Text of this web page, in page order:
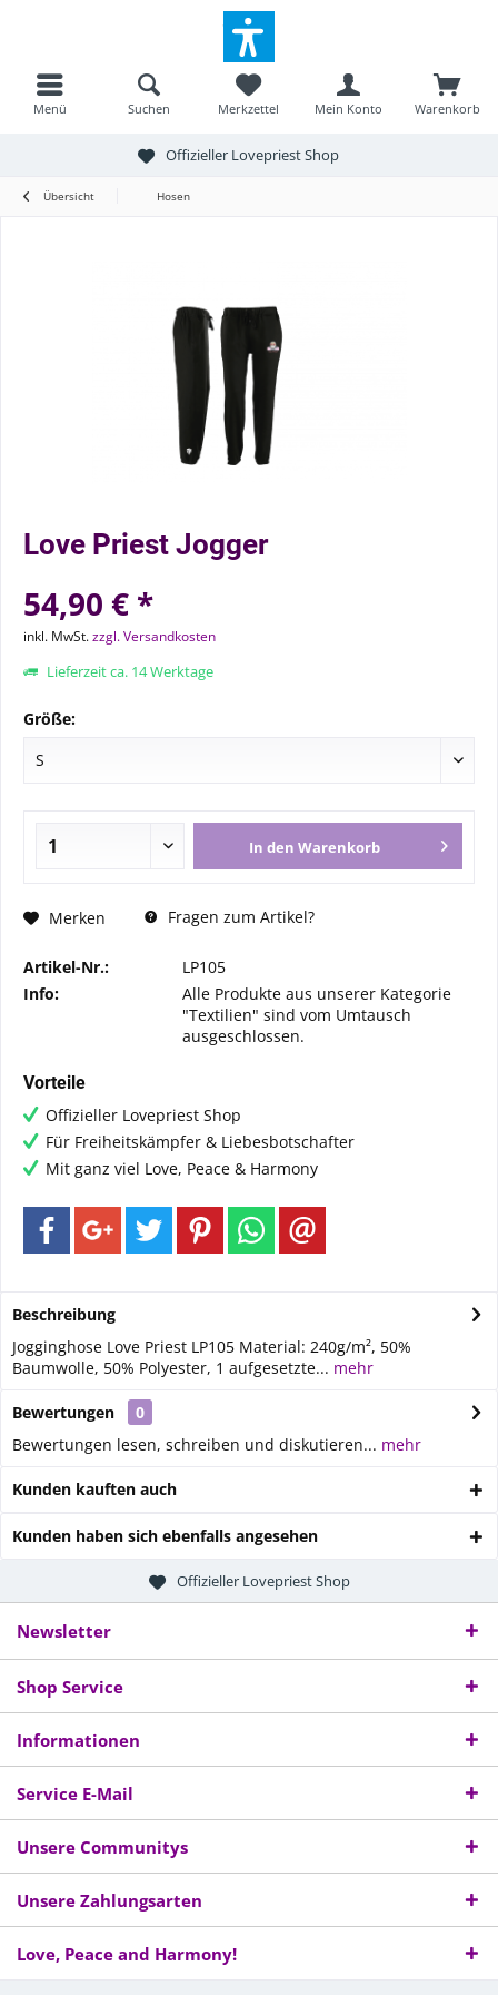
Menü Warenkorb
Merkzettel Mein Konto
Suchen
Offizieller Lovepriest Shop
Übersicht Hosen
Love Priest Jogger
54,90 € *
inkl. MwSt.zzgl. Versandkosten
Lieferzeit ca. 14 Werktage
Größe:
In den Warenkorb
Merken Fragen zum Artikel?
Artikel-Nr.:
LP105
Info:
Alle Produkte aus unserer Kategorie
"Textilien" sind vom Umtausch
ausgeschlossen.
Vorteile
Offizieller Lovepriest Shop
Für Freiheitskämpfer & Liebesbotschafter
Mit ganz viel Love, Peace & Harmony
Beschreibung
Jogginghose Love Priest LP105 Material: 240g/m², 50%
Baumwolle, 50% Polyester, 1 aufgesetzte... mehr
Bewertungen
0
Bewertungen lesen, schreiben und diskutieren... mehr
Kunden kauften auch
Kunden haben sich ebenfalls angesehen
Offizieller Lovepriest Shop
Newsletter
Shop Service
Informationen
Service E-Mail
Unsere Communitys
Unsere Zahlungsarten
Love, Peace and Harmony!